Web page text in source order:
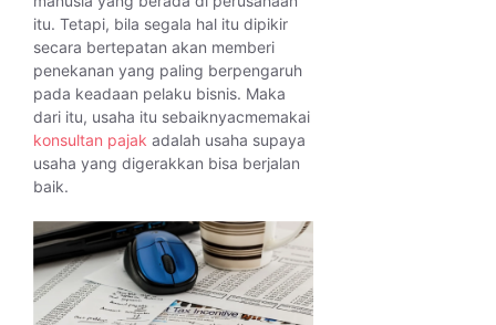
itu. Tetapi, bila segala hal itu dipikir
secara bertepatan akan memberi
penekanan yang paling berpengaruh
pada keadaan pelaku bisnis. Maka
dari itu, usaha itu sebaiknyacmemakai
konsultan pajak adalah usaha supaya
usaha yang digerakkan bisa berjalan
baik.